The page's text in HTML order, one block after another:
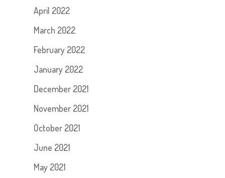
April 2022
March 2022
February 2022
January 2022
December 2021
November 2021
October 2021
June 2021
May 2021